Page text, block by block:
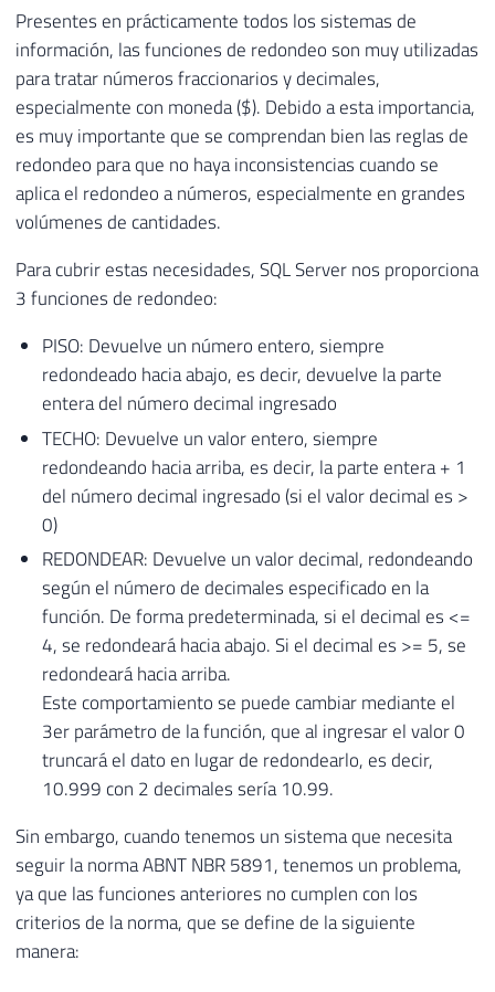
Presentes en prácticamente todos los sistemas de
información, las funciones de redondeo son muy utilizadas
para tratar números fraccionarios y decimales,
especialmente con moneda ($). Debido a esta importancia,
es muy importante que se comprendan bien las reglas de
redondeo para que no haya inconsistencias cuando se
aplica el redondeo a números, especialmente en grandes
volúmenes de cantidades.
Para cubrir estas necesidades, SQL Server nos proporciona
3 funciones de redondeo:
PISO: Devuelve un número entero, siempre
redondeado hacia abajo, es decir, devuelve la parte
entera del número decimal ingresado
TECHO: Devuelve un valor entero, siempre
redondeando hacia arriba, es decir, la parte entera + 1
del número decimal ingresado (si el valor decimal es >
0)
REDONDEAR: Devuelve un valor decimal, redondeando
según el número de decimales especificado en la
función. De forma predeterminada, si el decimal es <=
4, se redondeará hacia abajo. Si el decimal es >= 5, se
redondeará hacia arriba.
Este comportamiento se puede cambiar mediante el
3er parámetro de la función, que al ingresar el valor 0
truncará el dato en lugar de redondearlo, es decir,
10.999 con 2 decimales sería 10.99.
Sin embargo, cuando tenemos un sistema que necesita
seguir la norma ABNT NBR 5891, tenemos un problema,
ya que las funciones anteriores no cumplen con los
criterios de la norma, que se define de la siguiente
manera: